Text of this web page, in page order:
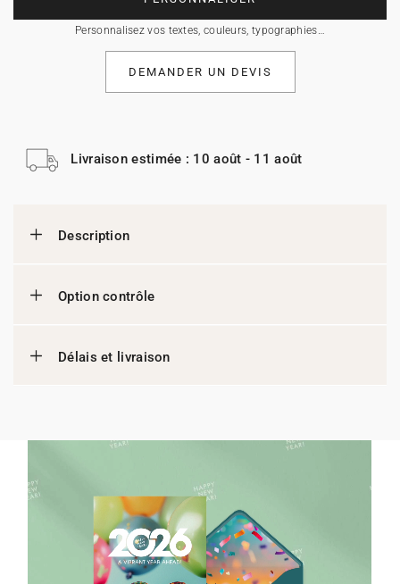
Personnalisez vos textes, couleurs, typographies…
DEMANDER UN DEVIS
Livraison estimée : 10 août - 11 août
Description
Option contrôle
Délais et livraison